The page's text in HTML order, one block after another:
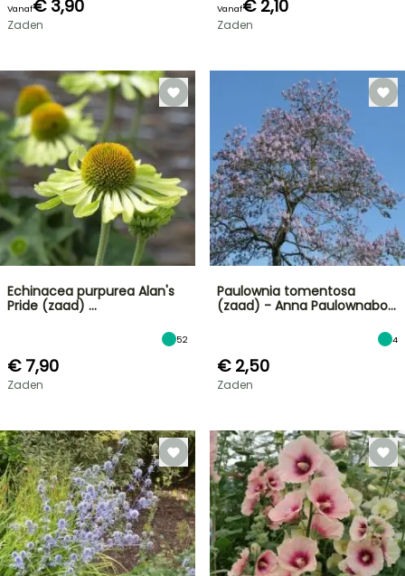
Vanaf€ 3,90
Zaden
Vanaf€ 2,10
Zaden
Echinacea purpurea Alan's
Pride (zaad) …
52
€ 7,90
Zaden
Paulownia tomentosa
(zaad) - Anna Paulownabo…
4
€ 2,50
Zaden